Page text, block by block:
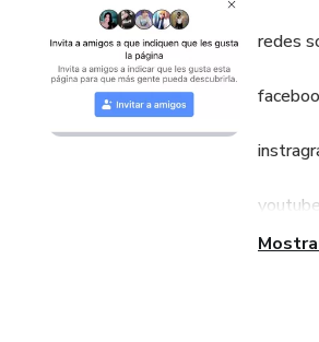
redes
youtube